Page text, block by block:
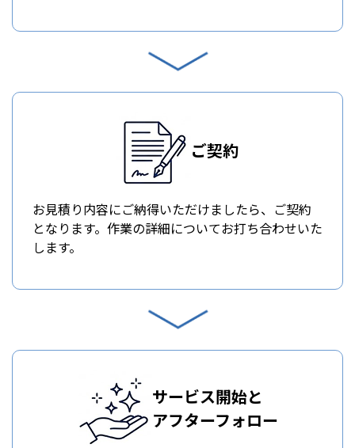
ご契約
お見積り内容にご納得いただけましたら、ご契約
となります。作業の詳細についてお打ち合わせいた
します。
サービス開始と
アフターフォロー